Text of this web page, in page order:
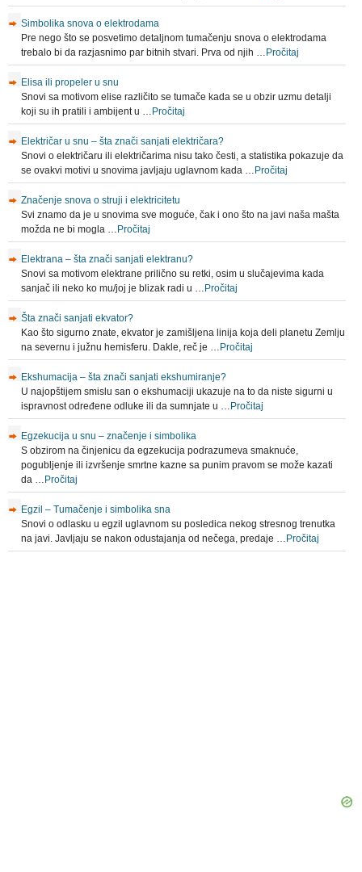
Simbolika snova o elektrodama
Pre nego što se posvetimo detaljnom tumačenju snova o elektrodama
trebalo bi da razjasnimo par bitnih stvari. Prva od njih … Pročitaj
Elisa ili propeler u snu
Snovi sa motivom elise različito se tumače kada se u obzir uzmu detalji
koji su ih pratili i ambijent u … Pročitaj
Električar u snu – šta znači sanjati električara?
Snovi o električaru ili električarima nisu tako česti, a statistika pokazuje da
se ovakvi motivi u snovima javljaju uglavnom kada … Pročitaj
Značenje snova o struji i elektricitetu
Svi znamo da je u snovima sve moguće, čak i ono što na javi naša mašta
možda ne bi mogla … Pročitaj
Elektrana – šta znači sanjati elektranu?
Snovi sa motivom elektrane prilično su retki, osim u slučajevima kada
sanjač ili neko ko mu/joj je blizak radi u … Pročitaj
Šta znači sanjati ekvator?
Kao što sigurno znate, ekvator je zamišljena linija koja deli planetu Zemlju
na severnu i južnu hemisferu. Dakle, reč je … Pročitaj
Ekshumacija – šta znači sanjati ekshumiranje?
U najopštijem smislu san o ekshumaciji ukazuje na to da niste sigurni u
ispravnost određene odluke ili da sumnjate u … Pročitaj
Egzekucija u snu – značenje i simbolika
S obzirom na činjenicu da egzekucija podrazumeva smaknuće,
pogubljenje ili izvršenje smrtne kazne sa punim pravom se može kazati
da … Pročitaj
Egzil – Tumačenje i simbolika sna
Snovi o odlasku u egzil uglavnom su posledica nekog stresnog trenutka
na javi. Javljaju se nakon odustajanja od nečega, predaje … Pročitaj